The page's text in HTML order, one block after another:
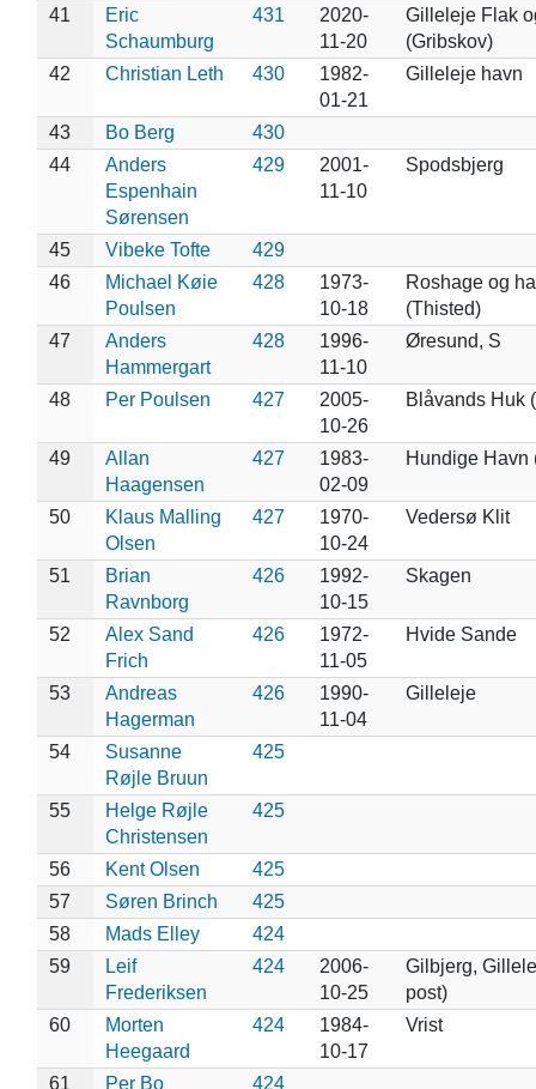
41
Eric
Schaumburg
431
2020-
11-20
Gilleleje Flak
(Gribskov)
42
Christian Leth 430
1982-
01-21
Gilleleje havn
43 Bo Berg
430
44
Anders
Espenhain
Sørensen
429
2001-
11-10
Spodsbjerg
45 Vibeke Tofte
429
46
Michael Køie
Poulsen
428
1973-
10-18
Roshage og
(Thisted)
47
Anders
Hammergart
428
1996-
11-10
Øresund, S
48 Per Poulsen 427
2005-
10-26
Blåvands Huk
49
Allan
Haagensen
427
1983-
02-09
Hundige Havn
50
Klaus Malling
Olsen
427
1970-
10-24
Vedersø Klit
51
Brian
Ravnborg
426
1992-
10-15
Skagen
52
Alex Sand
Frich
426
1972-
11-05
Hvide Sande
53
Andreas
Hagerman
426
1990-
11-04
Gilleleje
54
Susanne
Røjle Bruun
425
55
Helge Røjle
Christensen
425
56 Kent Olsen
425
57
Søren Brinch
425
58
Mads Elley
424
59
Leif
Frederiksen
424
2006-
10-25
Gilbjerg,
post)
60
Morten
Heegaard
424
1984-
10-17
Vrist
61 Per Bo 424